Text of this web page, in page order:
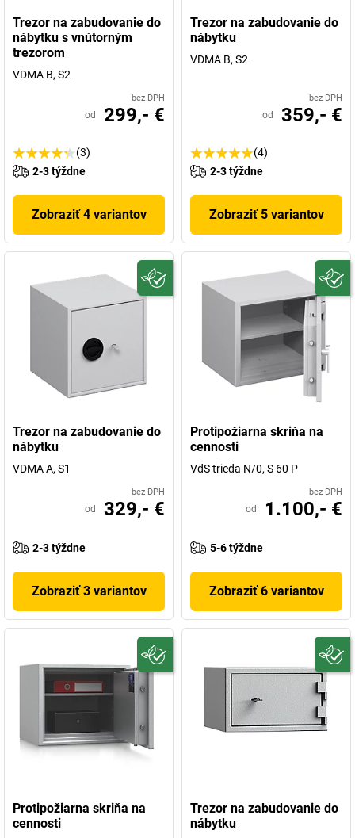
Trezor na zabudovanie do
nábytku s vnútorným
trezorom
VDMA B, S2
bez DPH
od 299,- €
(3)
2-3 týždne
Zobraziť 4 variantov
Trezor na zabudovanie do
nábytku
VDMA B, S2
bez DPH
od 359,- €
(4)
2-3 týždne
Zobraziť 5 variantov
Trezor na zabudovanie do
nábytku
VDMA A, S1
bez DPH
od 329,- €
2-3 týždne
Zobraziť 3 variantov
Protipožiarna skriňa na
cennosti
VdS trieda N/0, S 60 P
bez DPH
od 1.100,- €
5-6 týždne
Zobraziť 6 variantov
Protipožiarna skriňa na
cennosti
Trezor na zabudovanie do
nábytku